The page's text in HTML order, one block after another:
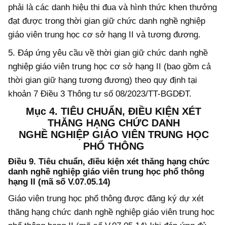
phải là các danh hiệu thi đua và hình thức khen thưởng
đạt được trong thời gian giữ chức danh nghề nghiệp
giáo viên trung học cơ sở hạng II và tương đương.
5. Đáp ứng yêu cầu về thời gian giữ chức danh nghề
nghiệp giáo viên trung học cơ sở hạng II (bao gồm cả
thời gian giữ hạng tương đương) theo quy định tại
khoản 7 Điều 3 Thông tư số 08/2023/TT-BGDĐT.
Mục 4. TIÊU CHUẨN, ĐIỀU KIỆN XÉT
THĂNG HẠNG CHỨC DANH
NGHỀ NGHIỆP GIÁO VIÊN TRUNG HỌC
PHỔ THÔNG
Điều 9. Tiêu chuẩn, điều kiện xét thăng hạng chức
danh nghề nghiệp giáo viên trung học phổ thông
hạng II (mã số V.07.05.14)
Giáo viên trung học phổ thông được đăng ký dự xét
thăng hạng chức danh nghề nghiệp giáo viên trung học